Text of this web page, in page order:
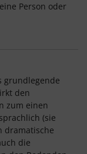
Person oder
grundlegende
den
zum einen
(sie
dramatische
die